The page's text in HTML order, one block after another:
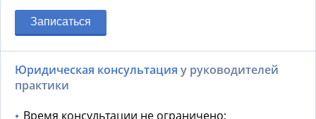
Записаться
Юридическая консультация у руководителей
практики
Время консультации не ограничено;